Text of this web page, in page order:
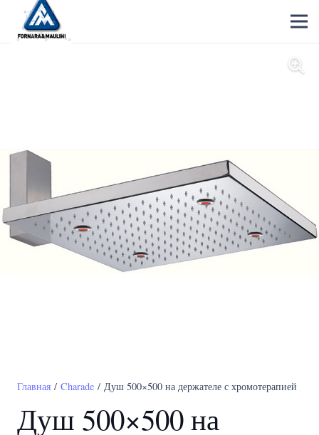
Главная / Charade / Душ 500×500 на держателе с хромотерапией
Душ 500×500 на